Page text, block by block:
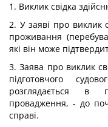
1. Виклик свідка
2. У заяві про виклик
проживання
які він може
3. Заява про виклик
підготовчого
розглядається в
провадження, - до
справі.